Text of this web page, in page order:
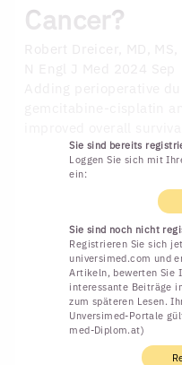
Cancer?
Sie sind bereits
Loggen Sie sich mit
ein:
Sie sind noch nicht
Registrieren Sie sich
universimed.com und
Artikeln, bewerten Sie
interessante Beiträge
zum späteren Lesen.
Unversimed-Portale
med-Diplom.at)